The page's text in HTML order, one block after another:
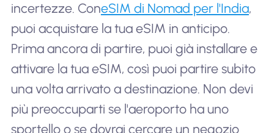
incertezze. ConeSIM di Nomad per l'India,
puoi acquistare la tua eSIM in anticipo.
Prima ancora di partire, puoi già installare e
attivare la tua eSIM, così puoi partire subito
una volta arrivato a destinazione. Non devi
più preoccuparti se l'aeroporto ha uno
sportello o se dovrai cercare un negozio